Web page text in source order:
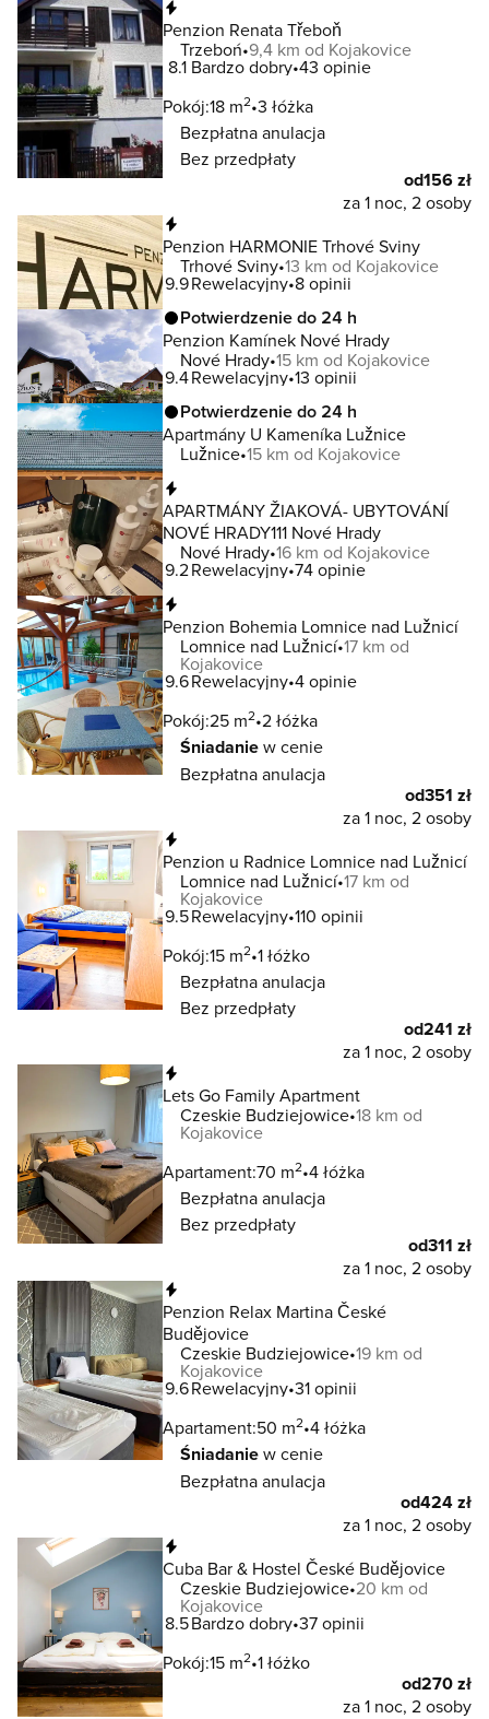
Penzion Renata Třeboň
Trzeboń 9,4 km od Kojakovice
8.1 Bardzo dobry 43 opinie
Pokój:18 m2 3 łóżka
Bezpłatna anulacja
Bez przedpłaty
od156 zł
za 1 noc, 2 osoby
Penzion HARMONIE Trhové Sviny
Trhové Sviny 13 km od Kojakovice
9.9Rewelacyjny 8 opinii
Potwierdzenie do 24 h
Penzion Kamínek Nové Hrady
Nové Hrady 15 km od Kojakovice
9.4Rewelacyjny 13 opinii
Potwierdzenie do 24 h
Apartmány U Kameníka Lužnice
Lužnice 15 km od Kojakovice
APARTMÁNY ŽIAKOVÁ- UBYTOVÁNÍ
NOVÉ HRADY111 Nové Hrady
Nové Hrady 16 km od Kojakovice
9.2Rewelacyjny 74 opinie
Penzion Bohemia Lomnice nad Lužnicí
Lomnice nad Lužnicí 17 km od
Kojakovice
9.6Rewelacyjny 4 opinie
Pokój:25 m2 2 łóżka
Śniadaniew cenie
Bezpłatna anulacja
od351 zł
za 1 noc, 2 osoby
Penzion u Radnice Lomnice nad Lužnicí
Lomnice nad Lužnicí 17 km od
Kojakovice
9.5Rewelacyjny 110 opinii
Pokój:15 m2 1 łóżko
Bezpłatna anulacja
Bez przedpłaty
od241 zł
za 1 noc, 2 osoby
Lets Go Family Apartment
Czeskie Budziejowice 18 km od
Kojakovice
Apartament:70 m2 4 łóżka
Bezpłatna anulacja
Bez przedpłaty
od311 zł
za 1 noc, 2 osoby
Penzion Relax Martina České
Budějovice
Czeskie Budziejowice 19 km od
Kojakovice
9.6Rewelacyjny 31 opinii
Apartament:50 m2 4 łóżka
Śniadaniew cenie
Bezpłatna anulacja
od424 zł
za 1 noc, 2 osoby
Cuba Bar & Hostel České Budějovice
Czeskie Budziejowice 20 km od
Kojakovice
8.5Bardzo dobry 37 opinii
Pokój:15 m2 1 łóżko
od270 zł
za 1 noc, 2 osoby